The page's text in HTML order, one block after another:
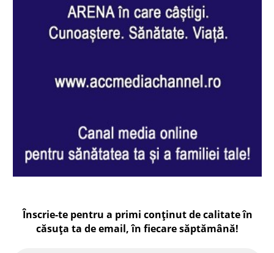
Înscrie-te pentru a primi conținut de calitate în
căsuța ta de email, în fiecaresăptămână!